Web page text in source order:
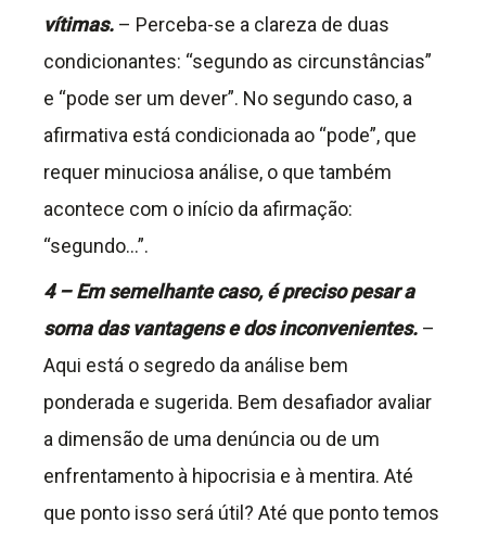
vítimas. – Perceba-se a clareza de duas
condicionantes: “segundo as circunstâncias”
e “pode ser um dever”. No segundo caso, a
afirmativa está condicionada ao “pode”, que
requer minuciosa análise, o que também
acontece com o início da afirmação:
“segundo…”.
4 – Em semelhante caso, é preciso pesar a
soma das vantagens e dos inconvenientes. –
Aqui está o segredo da análise bem
ponderada e sugerida. Bem desafiador avaliar
a dimensão de uma denúncia ou de um
enfrentamento à hipocrisia e à mentira. Até
que ponto isso será útil? Até que ponto temos